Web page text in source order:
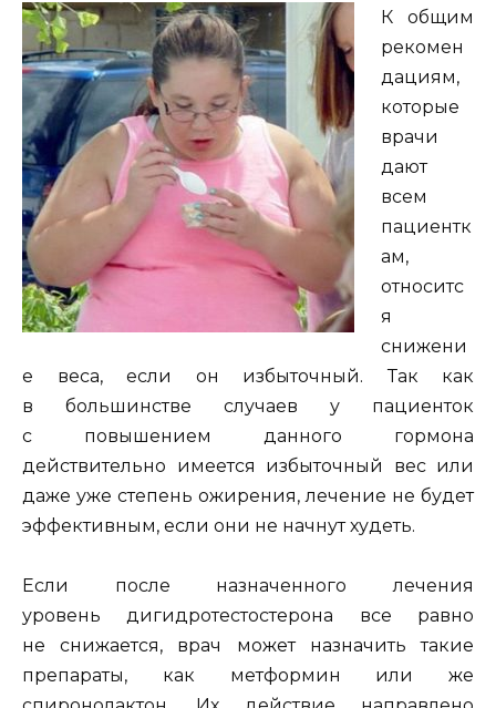
К общим
рекомен
дациям,
которые
врачи
дают
всем
пациентк
ам,
относитс
я
снижени
е веса, если он избыточный. Так как
в большинстве случаев у пациенток
с повышением данного гормона
действительно имеется избыточный вес или
даже уже степень ожирения, лечение не будет
эффективным, если они не начнут худеть.
Если после назначенного лечения
уровеньдигидротестостерона все равно
не снижается, врач может назначить такие
препараты, как метформин или же